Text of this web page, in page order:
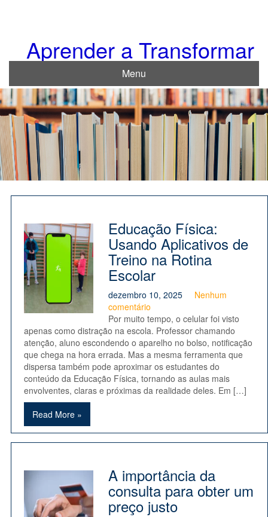
Aprender a Transformar
Menu
Educação Física:
Usando Aplicativos de
Treino na Rotina
Escolar
dezembro 10, 2025
Nenhum
comentário
Por muito tempo, o celular foi visto
apenas como distração na escola. Professor chamando
atenção, aluno escondendo o aparelho no bolso, notificação
que chega na hora errada. Mas a mesma ferramenta que
dispersa também pode aproximar os estudantes do
conteúdo da Educação Física, tornando as aulas mais
envolventes, claras e próximas da realidade deles. Em […]
Read More »
A importância da
consulta para obter um
preço justo